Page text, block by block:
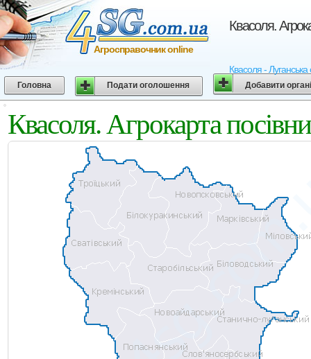
Квасоля.
Квасоля - Луганська
Агросправочник online
Головна Подати оголошення Добавити
Квасоля. Агрокарта